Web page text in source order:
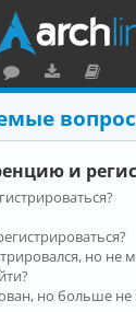
ру
м
ру
зк
и
ку
м
е
н
та
ц
и
но не
но больше не